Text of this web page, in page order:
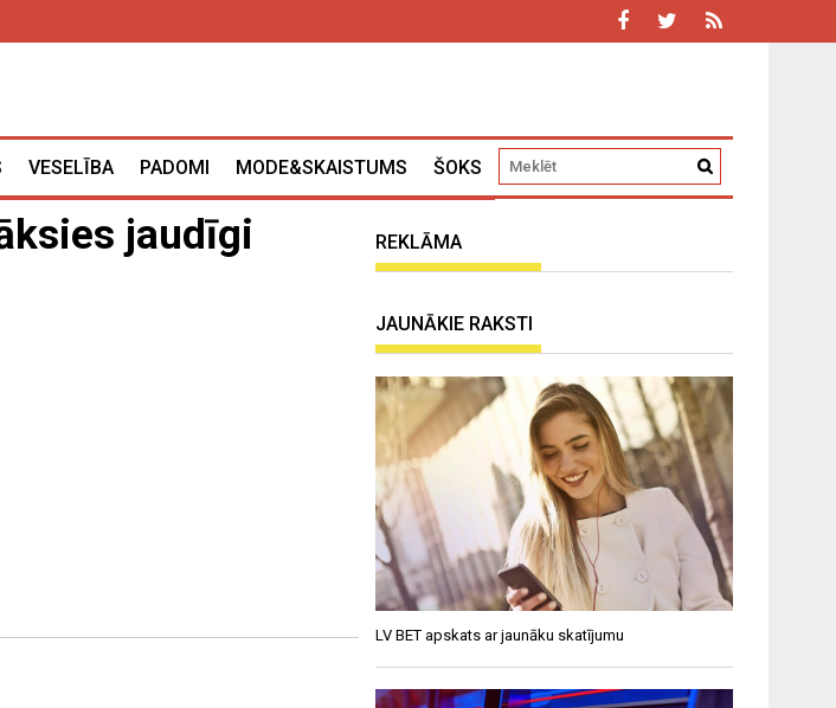
VESELĪBA PADOMI MODE&SKAISTUMS ŠOKS
jaudīgi REKLĀMA
JAUNĀKIE RAKSTI
LV BET apskats ar jaunāku skatījumu